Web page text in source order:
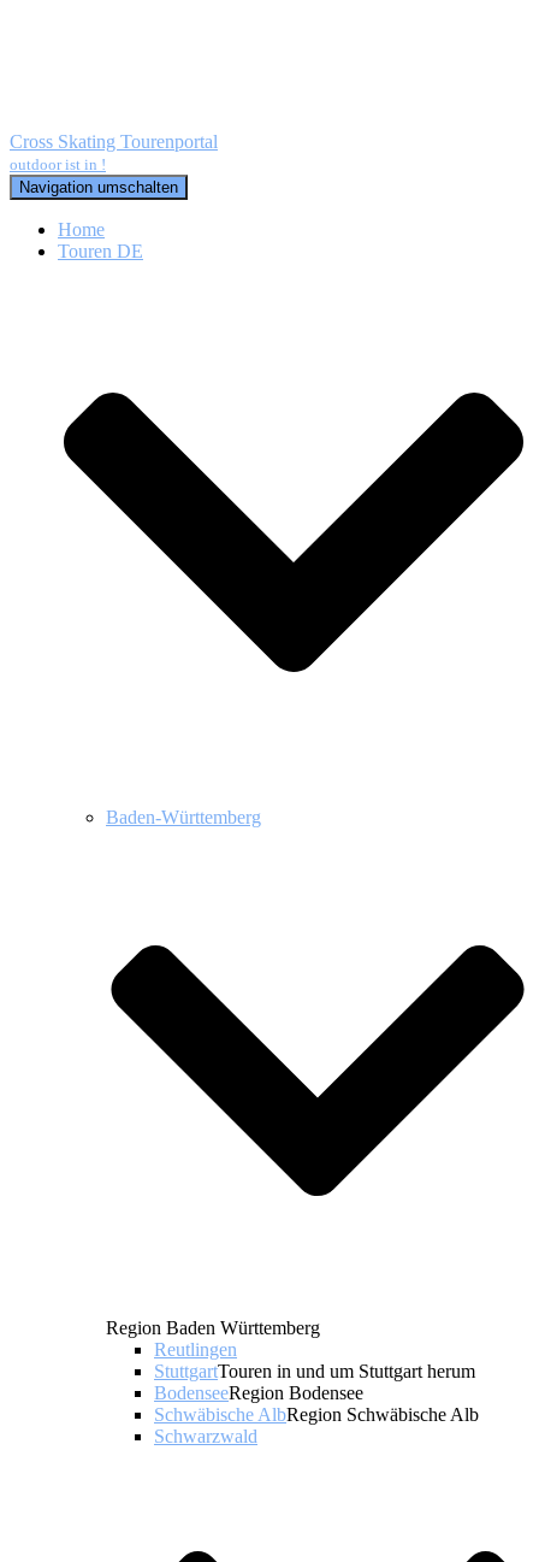
Cross Skating Tourenportal
outdoor ist in !
Navigation umschalten
Home
Touren DE
Baden-Württemberg
Region Baden Württemberg
Reutlingen
StuttgartTouren in und um Stuttgart herum
BodenseeRegion Bodensee
Schwäbische AlbRegion Schwäbische Alb
Schwarzwald